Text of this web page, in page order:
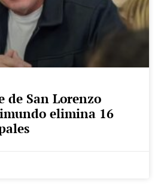
de San Lorenzo
elimina 16